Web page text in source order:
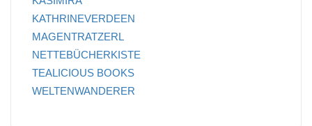
KATHRINEVERDEEN
MAGENTRATZERL
NETTEBÜCHERKISTE
TEALICIOUS BOOKS
WELTENWANDERER